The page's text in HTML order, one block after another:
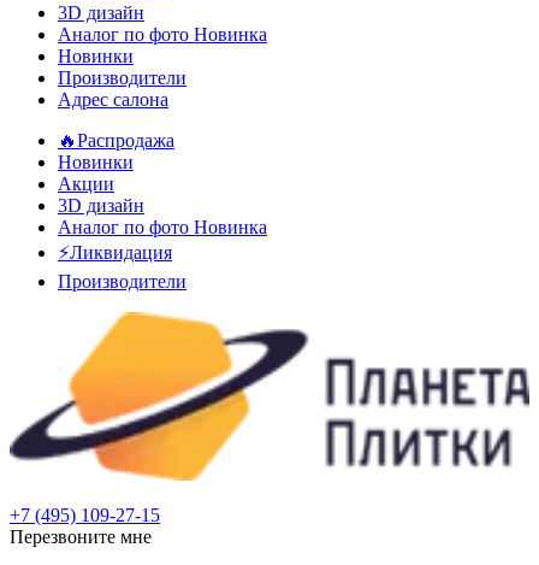
3D дизайн
Аналог по фото Новинка
Новинки
Производители
Адрес салона
🔥Распродажа
Новинки
Акции
3D дизайн
Аналог по фото Новинка
⚡Ликвидация
Производители
+7 (495) 109-27-15
Перезвоните мне